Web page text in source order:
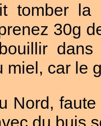
tomber la
30g
miel, car le
Nord,
du buis